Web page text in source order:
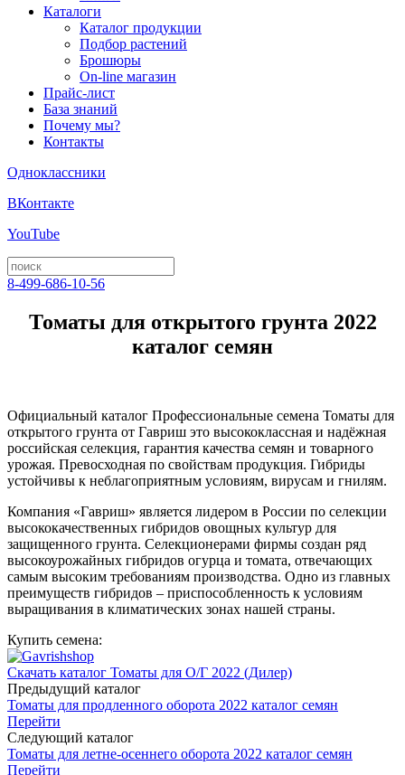
Каталоги
Каталог продукции
Подбор растений
Брошюры
On-line магазин
Прайс-лист
База знаний
Почему мы?
Контакты
Одноклассники
ВКонтакте
YouTube
8-499-686-10-56
Томаты для открытого грунта 2022
каталог семян
Официальный каталог Профессиональные семена Томаты для
открытого грунта от Гавриш это высококлассная и надёжная
российская селекция, гарантия качества семян и товарного
урожая. Превосходная по свойствам продукция. Гибриды
устойчивы к неблагоприятным условиям, вирусам и гнилям.
Компания «Гавриш» является лидером в России по селекции
высококачественных гибридов овощных культур для
защищенного грунта. Селекционерами фирмы создан ряд
высокоурожайных гибридов огурца и томата, отвечающих
самым высоким требованиям производства. Одно из главных
преимуществ гибридов – приспособленность к условиям
выращивания в климатических зонах нашей страны.
Купить семена:
Скачать каталог Томаты для О/Г 2022 (Дилер)
Предыдущий каталог
Томаты для продленного оборота 2022 каталог семян
Перейти
Следующий каталог
Томаты для летне-осеннего оборота 2022 каталог семян
Перейти